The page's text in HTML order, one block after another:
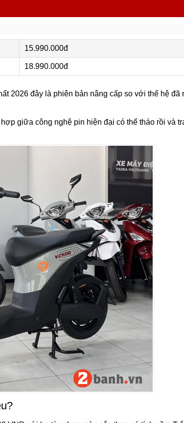
15.990.000đ
18.990.000đ
2026 đây là phiên bản nâng cấp so với thế hệ đã
giữa công nghệ pin hiện đại có thể tháo rồi và